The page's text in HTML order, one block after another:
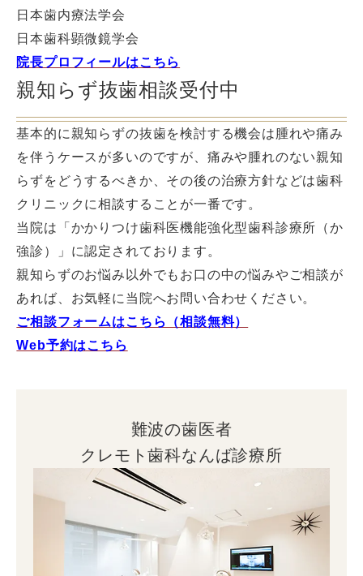
日本歯内療法学会
日本歯科顕微鏡学会
院長プロフィールはこちら
親知らず抜歯相談受付中
基本的に親知らずの抜歯を検討する機会は腫れや痛み
を伴うケースが多いのですが、痛みや腫れのない親知
らずをどうするべきか、その後の治療方針などは歯科
クリニックに相談することが一番です。
当院は「かかりつけ歯科医機能強化型歯科診療所（か
強診）」に認定されております。
親知らずのお悩み以外でもお口の中の悩みやご相談が
あれば、お気軽に当院へお問い合わせください。
ご相談フォームはこちら（相談無料）
Web予約はこちら
難波の歯医者
クレモト歯科なんば診療所